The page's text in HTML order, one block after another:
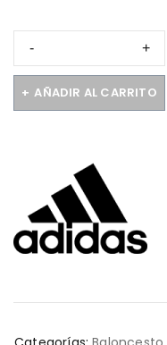
AÑADIR AL CARRITO